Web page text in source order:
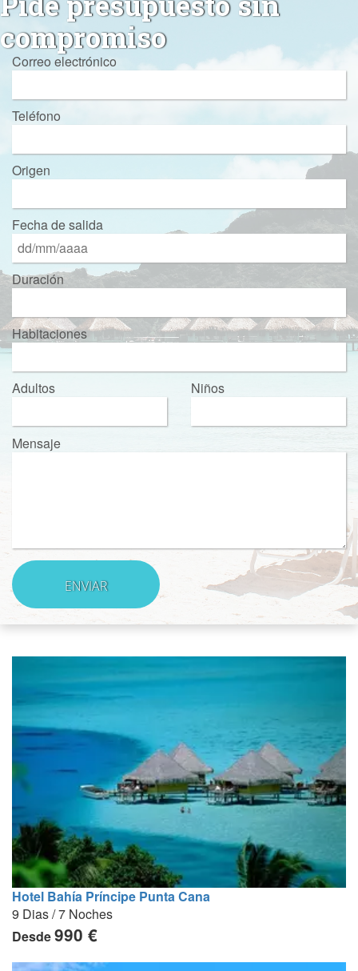
compromiso
Correo electrónico
Teléfono
Origen
Fecha de salida
Duración
Habitaciones
Adultos Niños
Mensaje
Hotel Bahía Príncipe Punta Cana
9 Dias / 7 Noches
Desde990 €